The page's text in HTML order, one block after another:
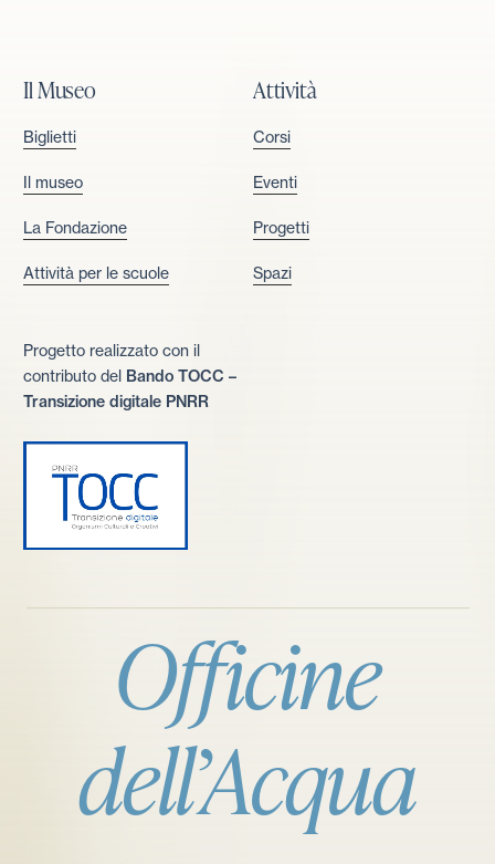
Il Museo
Biglietti
Il museo
La Fondazione
Attività per le scuole
Attività
Corsi
Eventi
Progetti
Spazi
Progetto realizzato con il
contributo del Bando TOCC –
Transizione digitale PNRR
Officine
dell’Acqua